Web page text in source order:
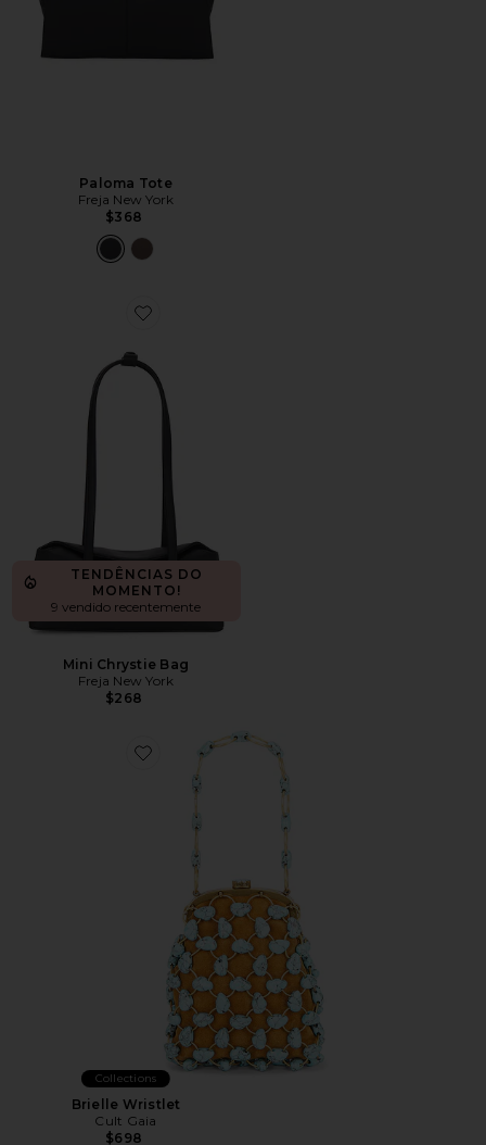
Paloma Tote
Freja New York
$368
Favorite Mini Chrystie Bag
TENDÊNCIAS DO
MOMENTO!
9 vendido recentemente
Mini Chrystie Bag
Freja New York
$268
Favorite Brielle Wristlet
Collections
Brielle Wristlet
Cult Gaia
$698